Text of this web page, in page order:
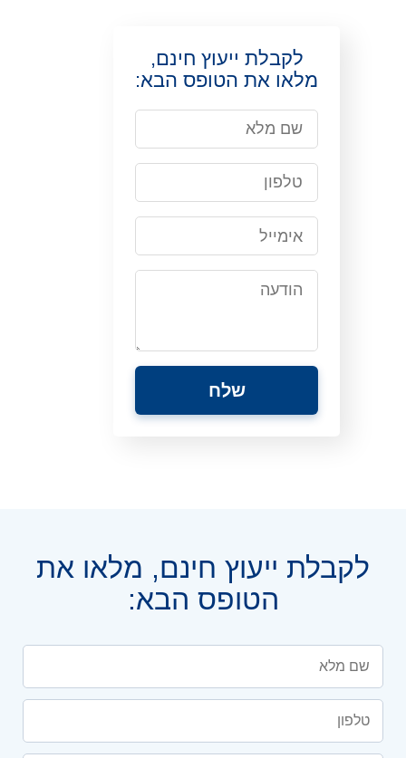
לקבלת ייעוץ חינם,
מלאו את הטופס הבא:
לקבלת ייעוץ חינם, מלאו את
הטופס הבא: